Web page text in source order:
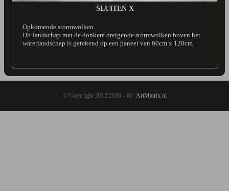
SLUITEN X
Opkomende stormwolken.
Dit landschap met de donkere dreigende stormwolken boven het
waterlandschap is getekend op een paneel van 60cm x 120cm.
© Copyright 2012/2026 - By: ArtMatrix.nl